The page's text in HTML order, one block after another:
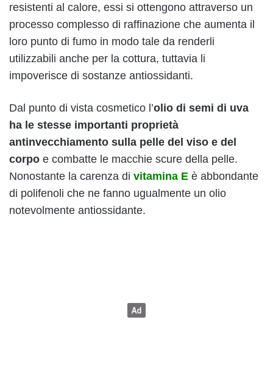
resistenti al calore, essi si ottengono attraverso un
processo complesso di raffinazione che aumenta il
loro punto di fumo in modo tale da renderli
utilizzabili anche per la cottura, tuttavia li
impoverisce di sostanze antiossidanti.
Dal punto di vista cosmetico l’olio di semi di uva
ha le stesse importanti proprietà
antinvecchiamento sulla pelle del viso e del
corpo e combatte le macchie scure della pelle.
Nonostante la carenza di vitamina E è abbondante
di polifenoli che ne fanno ugualmente un olio
notevolmente antiossidante.